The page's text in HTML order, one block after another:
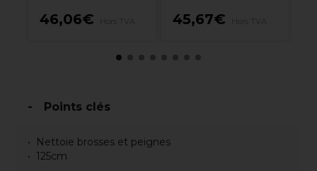
46,06€ 45,67€
Points clés
Nettoie brosses et peignes
125cm